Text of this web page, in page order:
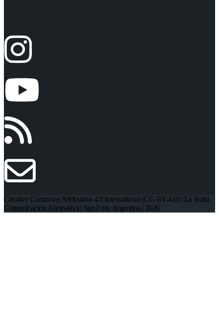
Creative Commons Attribution 4.0 International (CC-BY-4.0) | La Bulla
Comunicación Alternativa | San Luis, Argentina | 2026